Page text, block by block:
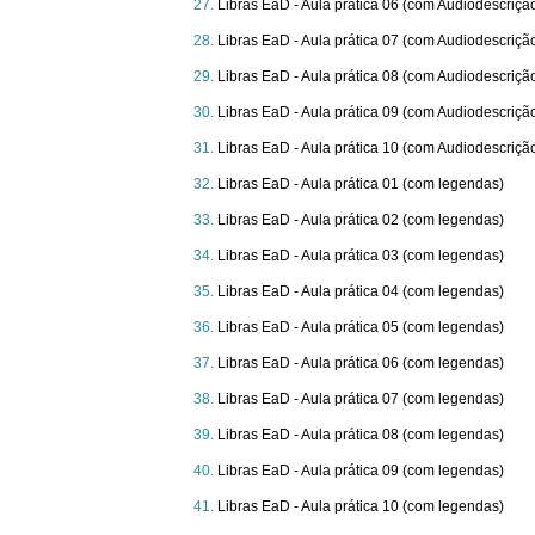
Libras EaD - Aula prática 06 (com
Libras EaD - Aula prática 07 (com
Libras EaD - Aula prática 08 (com
Libras EaD - Aula prática 09 (com
Libras EaD - Aula prática 10 (com
Libras EaD - Aula prática 01 (com legendas)
Libras EaD - Aula prática 02 (com legendas)
Libras EaD - Aula prática 03 (com legendas)
Libras EaD - Aula prática 04 (com legendas)
Libras EaD - Aula prática 05 (com legendas)
Libras EaD - Aula prática 06 (com legendas)
Libras EaD - Aula prática 07 (com legendas)
Libras EaD - Aula prática 08 (com legendas)
Libras EaD - Aula prática 09 (com legendas)
Libras EaD - Aula prática 10 (com legendas)